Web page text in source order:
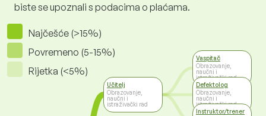
biste se upoznali s podacima o plaćama.
Najčešće (>15%)
Povremeno (5-15%)
Rijetka (<5%)
Učitelj
Obrazovanje,
naučni i
istraživački rad
Vaspitač
Obrazovanje,
naučni i
istraživački rad
Defektolog
Obrazovanje,
naučni i
istraživački rad
Instruktor/trener